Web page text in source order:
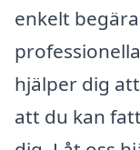
enkelt
hjälper dig
att du kan